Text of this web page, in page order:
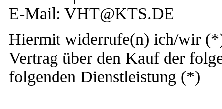
E-Mail: VHT@KTS.DE
Hiermit widerrufe(n) ich/wir
Vertrag über den Kauf der
folgenden Dienstleistung (*)